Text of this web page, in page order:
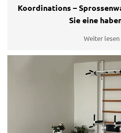
Koordinations –
Sie eine
Weiter lesen